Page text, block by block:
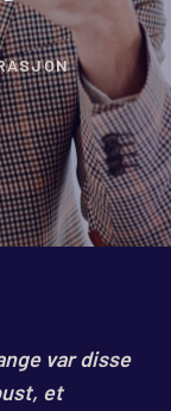
var disse
et